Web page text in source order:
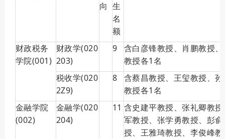
向 生
名
额
财政税务
学院(001)
财政学(020
203)
9
含白彦锋教授、肖鹏教授
教授各1名
税收学(020
2Z9)
8
含蔡昌教授、王玺教授、
教授各1名
金融学院
(002)
金融学(020
204)
11 含史建平教授、张礼卿教
军教授、张学勇教授、彭
授、王雅琦教授、李俊峰